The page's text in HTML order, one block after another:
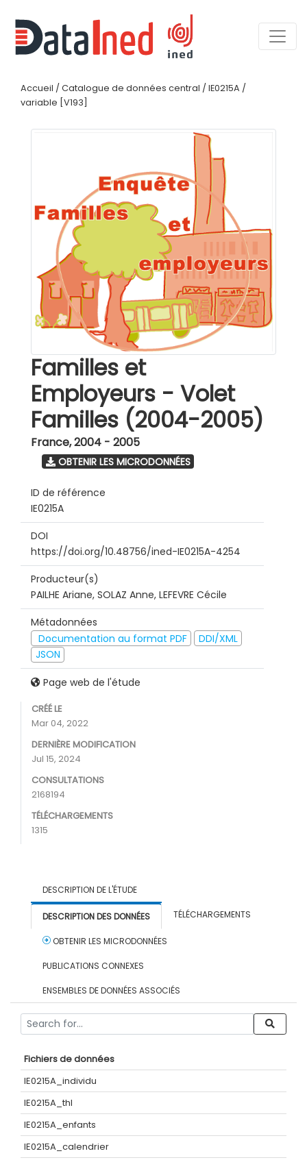
Accueil / Catalogue de données central / IE0215A /
variable [V193]
Familles et
Employeurs - Volet
Familles (2004-2005)
France,2004 - 2005
OBTENIR LES MICRODONNÉES
ID de référence
IE0215A
DOI
https://doi.org/10.48756/ined-IE0215A-4254
Producteur(s)
PAILHE Ariane, SOLAZ Anne, LEFEVRE Cécile
Métadonnées
Documentation au format PDF
DDI/XML
JSON
Page web de l'étude
CRÉÉ LE
Mar 04, 2022
DERNIÈRE MODIFICATION
Jul 15, 2024
CONSULTATIONS
2168194
TÉLÉCHARGEMENTS
1315
DESCRIPTION DE L'ÉTUDE
DESCRIPTION DES DONNÉES TÉLÉCHARGEMENTS
OBTENIR LES MICRODONNÉES
PUBLICATIONS CONNEXES
ENSEMBLES DE DONNÉES ASSOCIÉS
Fichiers de données
IE0215A_individu
IE0215A_thl
IE0215A_enfants
IE0215A_calendrier